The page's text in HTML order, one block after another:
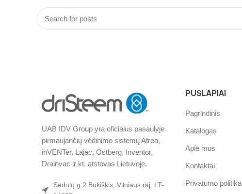
UAB IDV Group yra oficialus pasaulyje
pirmaujančių vėdinimo sistemų Atrea,
inVENTer, Lajac, Ostberg, Inventor,
Drainvac ir kt. atstovas Lietuvoje.
Sedulų g.2 Bukiškis, Vilniaus raj. LT-
PUSLAPIAI
Pagrindinis
Katalogas
Apie mus
Kontaktai
Privatumo politika